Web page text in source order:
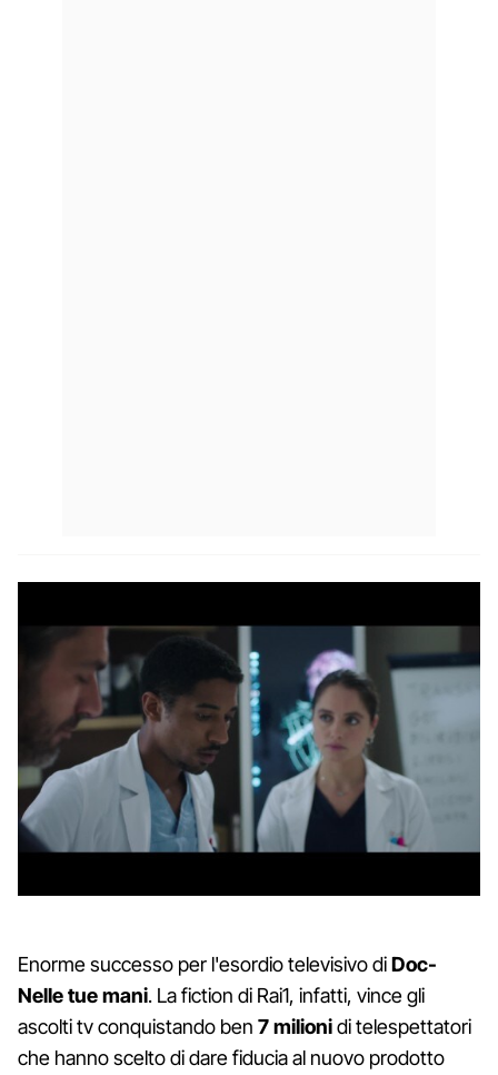
Enorme successo per l'esordio televisivo diDoc-
Nelle tue mani. La fiction di Rai1, infatti, vince gli
ascolti tv conquistando ben 7 milionidi telespettatori
che hanno scelto di dare fiducia al nuovo prodotto